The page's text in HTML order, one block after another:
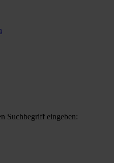
Suchbegriff eingeben: